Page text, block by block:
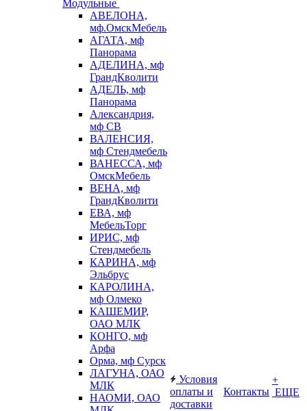
Модульные
АВЕЛОНА,
мф.ОмскМебель
АГАТА, мф
Панорама
АДЕЛИНА, мф
ГрандКволити
АДЕЛЬ, мф
Панорама
Александрия,
мф СВ
ВАЛЕНСИЯ,
мф Стендмебель
ВАНЕССА, мф
ОмскМебель
ВЕНА, мф
ГрандКволити
ЕВА, мф
МебельТорг
ИРИС, мф
Стендмебель
КАРИНА, мф
Эльбрус
КАРОЛИНА,
мф Олмеко
КАШЕМИР,
ОАО МЛК
КОНГО, мф
Арфа
Орма, мф Сурск
ЛАГУНА, ОАО
МЛК
НАОМИ, ОАО
Условия
оплаты и
доставки
Контакты
+
ЕЩЕ